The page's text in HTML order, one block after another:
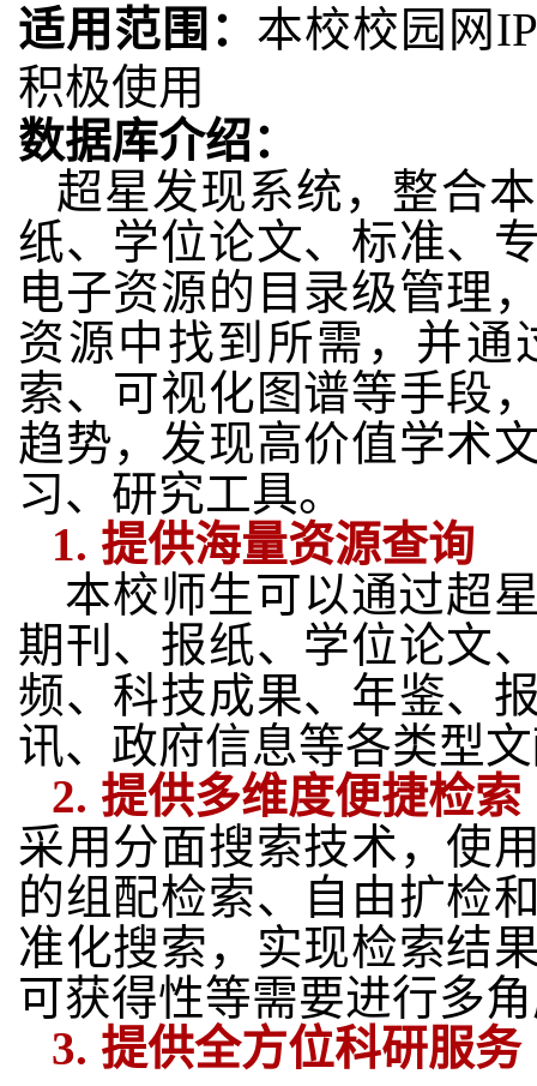
适用范围： 本校校园网
积极使用
数据库介绍：
超星发现系统，整合
纸、学位论文、标准、
电子资源的目录级管理
资源中找到所需，并
索、可视化图谱等手段
趋势，发现高价值学术
习、研究工具。
1. 提供海量资源查询
本校师生可以通过超
期刊、报纸、学位论文
频、科技成果、年鉴、
讯、政府信息等各类型
2. 提供多维度便捷检索
采用分面搜索技术，使
的组配检索、自由扩检
准化搜索，实现检索结
可获得性等需要进行多
3. 提供全方位科研服务